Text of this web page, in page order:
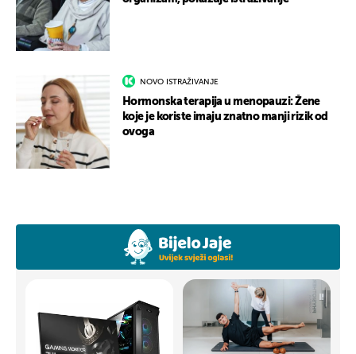
NOVO ISTRAŽIVANJE
Hormonska terapija u menopauzi: Žene
koje je koriste imaju znatno manji rizik od
ovoga